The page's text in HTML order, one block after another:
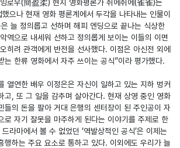
로우(簡盈柔) 현지 영화평론가 취에취에(雀雀)는
으나 현재 영화 평론계에서 두각을 나타내는 인물이
늘 정의롭고 선하며 해피 엔딩으로 끝나는 식상한
역으로 내세워 선하고 정의롭게 보이는 이들의 이면
히려 관객에게 반전을 선사했다. 이점은 아신전 외에
는 한류 영화에서 자주 쓰이는 공식”이라 평가했다.
열연한 배우 이정은은 자신이 일하고 있는 지하 벙커
고, 또 그 일을 감추며 살아간다. 현재 상영 중인 영화
들의 돈을 팔아 거대 은행의 센터장이 된 주인공이 자
로 자기 잘못을 마주하게 된다는 이야기를 주제로 한
라마에서 볼 수 없었던 ‘역발상적인 공식’은 이제는
행하는 주요 요소로 통하고 있다. 이외에도 우리가 늘